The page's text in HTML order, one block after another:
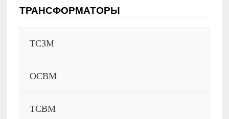
ТРАНСФОРМАТОРЫ
ТСЗМ
ОСВМ
ТСВМ